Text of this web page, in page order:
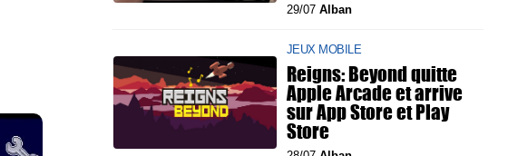
29/07 Alban
JEUX MOBILE
Reigns: Beyond quitte
Apple Arcade et arrive
sur App Store et Play
Store